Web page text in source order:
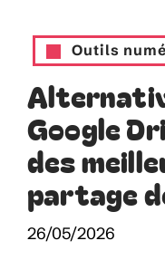
Outils
Google
des
partage
26/05/2026